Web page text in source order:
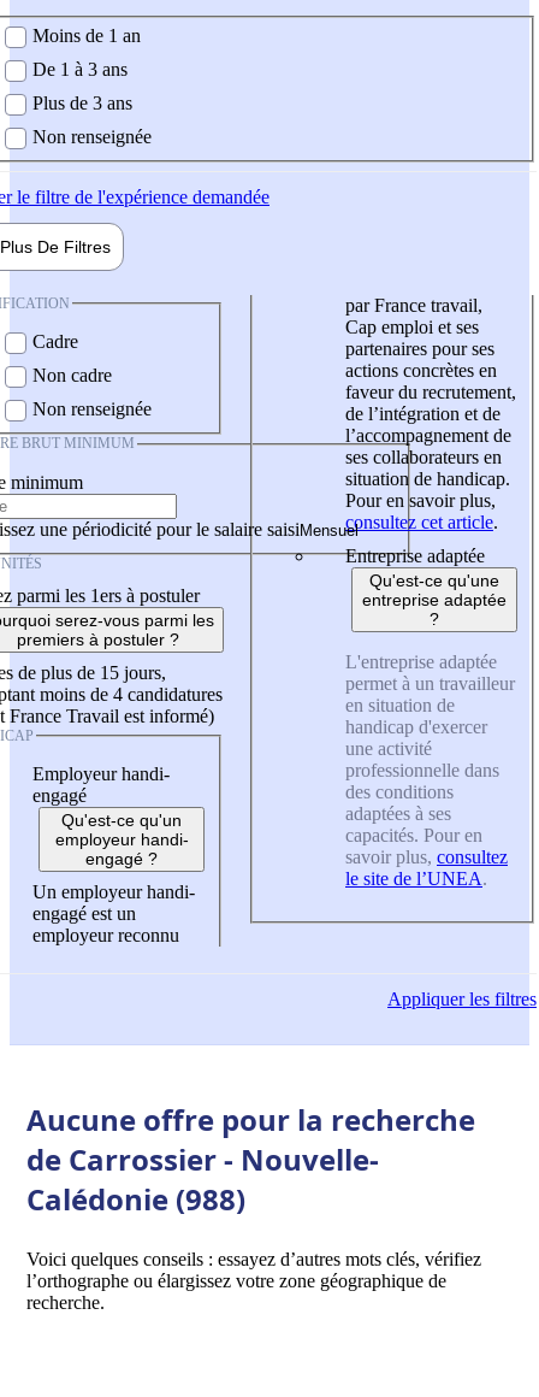
demandée
Moins de 1 an
De 1 à 3 ans
Plus de 3 ans
Non renseignée
le filtre de l'expérience demandée
Plus De Filtres
Cadre
Non cadre
Non renseignée
BRUT MINIMUM
minimum
une périodicité pour le salaire saisi
parmi les 1ers à postuler
serez-vous parmi les
premiers à postuler ?
de plus de 15 jours,
moins de 4 candidatures
France Travail est informé)
Employeur handi-
engagé
Qu'est-ce qu'un
employeur handi-
engagé ?
Un employeur handi-
engagé est un
employeur reconnu
par France travail,
Cap emploi et ses
partenaires pour ses
actions concrètes en
faveur du recrutement,
de l’intégration et de
l’accompagnement de
ses collaborateurs en
situation de handicap.
Pour en savoir plus,
consultez cet article.
Entreprise adaptée
Qu'est-ce qu'une
entreprise adaptée
?
L'entreprise adaptée
permet à un travailleur
en situation de
handicap d'exercer
une activité
professionnelle dans
des conditions
adaptées à ses
capacités. Pour en
savoir plus, consultez
le site de l’UNEA.
Appliquerles filtres
Aucune offre pour la recherche
de Carrossier - Nouvelle-
Calédonie (988)
Voici quelques conseils : essayez d’autres mots clés, vérifiez
l’orthographe ou élargissez votre zone géographique de
recherche.